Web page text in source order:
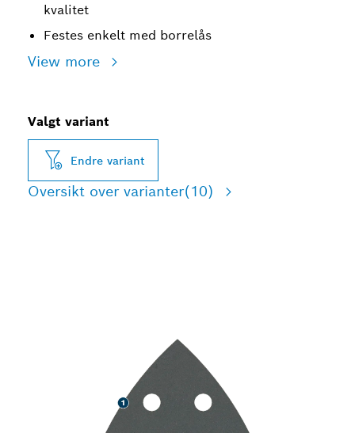
kvalitet
Festes enkelt med borrelås
View more
Valgt variant
Endre variant
Oversikt over varianter(10)